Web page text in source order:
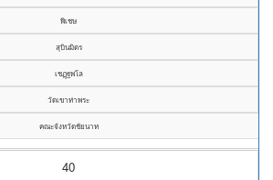
พิเชษ
สุบินมิตร
เชฏฺฐพโล
วัดเขาท่าพระ
คณะจังหวัดชัยนาท
40